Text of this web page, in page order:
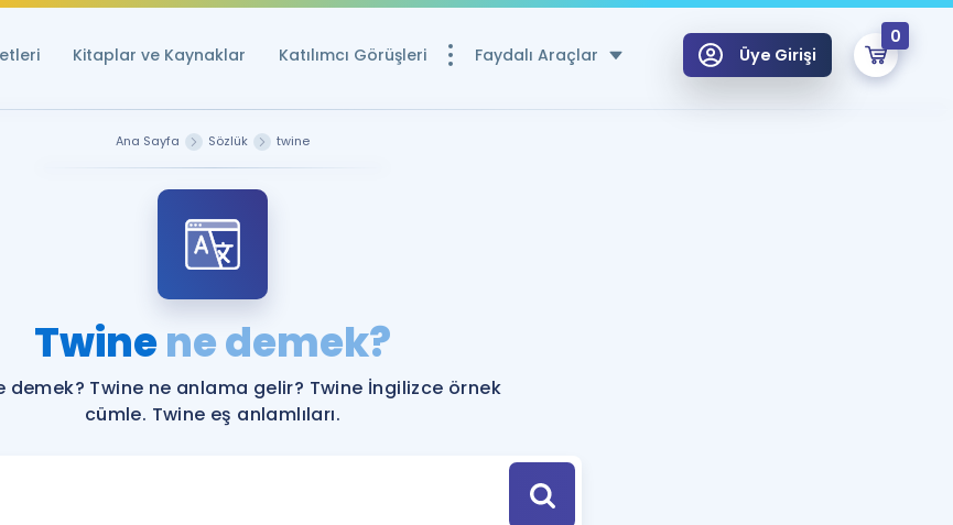
Kitaplar ve Kaynaklar Katılımcı Görüşleri Faydalı Araçlar
YDS ve YÖKDİL Puan Hesaplama Aracı
Rehberlik Aracı
YDS ve YÖKDİL'e Hazırlananlar için Öneriler
Tüm ÖSYM Sınavları Tek Takvimde
Üye Girişi
0
Ana Sayfa Sözlük twine
Twinene demek?
demek? Twine ne anlama gelir? Twine İngilizce örnek
cümle. Twine eş anlamlıları.